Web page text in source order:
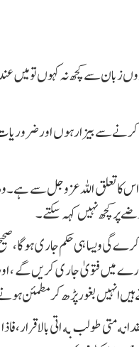
سے کچھ نہ کہوں تو میں عند
کرنے سے بیزار ہوں اور
تعلق اللہ عزوجل سے ہے۔ وہ
پر کچھ نہیں کہہ سکتے۔
گی ویسا ہی حکم جاری ہو گا،
میں فتویٰ جاری کریں گے ،
ہیں انہیں بغور پڑھ کر مطمئن
انه متی طولب به اتی بالاقرار،